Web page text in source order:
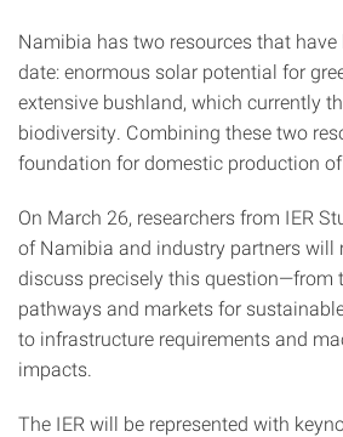
Namibia has two resources that
date: enormous solar potential for
extensive bushland, which currently
biodiversity. Combining these two
foundation for domestic production of
On March 26, researchers from IER
of Namibia and industry partners will
discuss precisely this question—from
pathways and markets for
to infrastructure requirements and
impacts.
The IER will be represented with